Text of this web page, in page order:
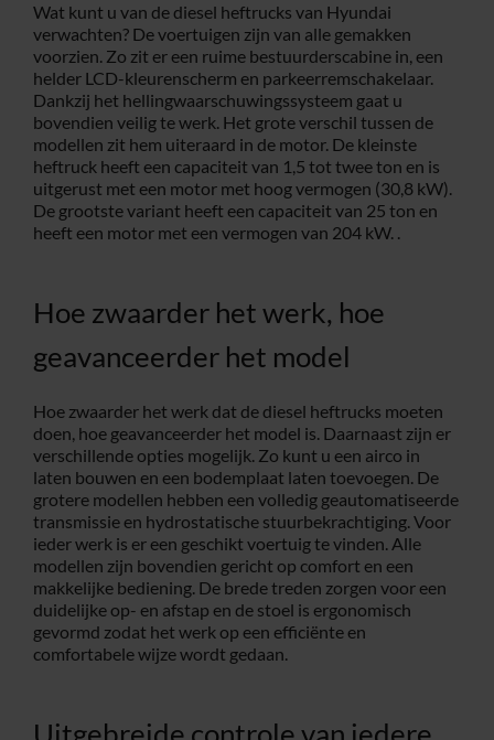
Wat kunt u van de diesel heftrucks van Hyundai
verwachten? De voertuigen zijn van alle gemakken
voorzien. Zo zit er een ruime bestuurderscabine in, een
helder LCD-kleurenscherm en parkeerremschakelaar.
Dankzij het hellingwaarschuwingssysteem gaat u
bovendien veilig te werk. Het grote verschil tussen de
modellen zit hem uiteraard in de motor. De kleinste
heftruck heeft een capaciteit van 1,5 tot twee ton en is
uitgerust met een motor met hoog vermogen (30,8 kW).
De grootste variant heeft een capaciteit van 25 ton en
heeft een motor met een vermogen van 204 kW. .
Hoe zwaarder het werk, hoe
geavanceerder het model
Hoe zwaarder het werk dat de diesel heftrucks moeten
doen, hoe geavanceerder het model is. Daarnaast zijn er
verschillende opties mogelijk. Zo kunt u een airco in
laten bouwen en een bodemplaat laten toevoegen. De
grotere modellen hebben een volledig geautomatiseerde
transmissie en hydrostatische stuurbekrachtiging. Voor
ieder werk is er een geschikt voertuig te vinden. Alle
modellen zijn bovendien gericht op comfort en een
makkelijke bediening. De brede treden zorgen voor een
duidelijke op- en afstap en de stoel is ergonomisch
gevormd zodat het werk op een efficiënte en
comfortabele wijze wordt gedaan.